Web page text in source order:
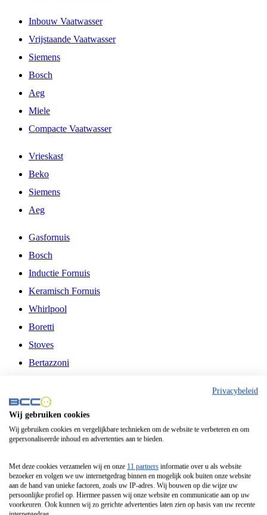
Inbouw Vaatwasser
Vrijstaande Vaatwasser
Siemens
Bosch
Aeg
Miele
Compacte Vaatwasser
Vrieskast
Beko
Siemens
Aeg
Gasfornuis
Bosch
Inductie Fornuis
Keramisch Fornuis
Whirlpool
Boretti
Stoves
Bertazzoni
Fitelli
Airfryer
Frituurpan
Contactgrill
Broodbakmachine
Broodrooster
Privacybeleid
Wij gebruiken cookies
Wij gebruiken cookies en vergelijkbare technieken om de website te verbeteren en om
gepersonaliseerde inhoud en advertenties aan te bieden.
Met deze cookies verzamelen wij en onze 11 partners informatie over u als website
bezoeker en volgen we uw internetgedrag binnen en mogelijk ook buiten onze website
aan de hand van unieke factoren, zoals uw IP-adres. Wij bouwen op die wijze uw
persoonlijke profiel op. Hiermee passen wij onze website en communicatie aan op uw
voorkeuren. Ook kunnen wij zo gerichte advertenties laten zien op basis van uw recente